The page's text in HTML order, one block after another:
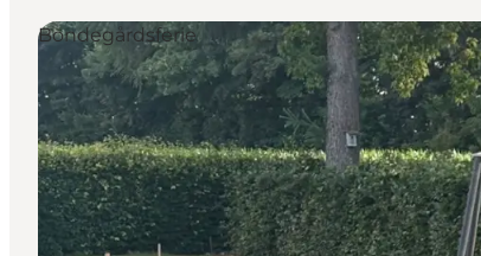
Udforsk
Bondegårdsferie